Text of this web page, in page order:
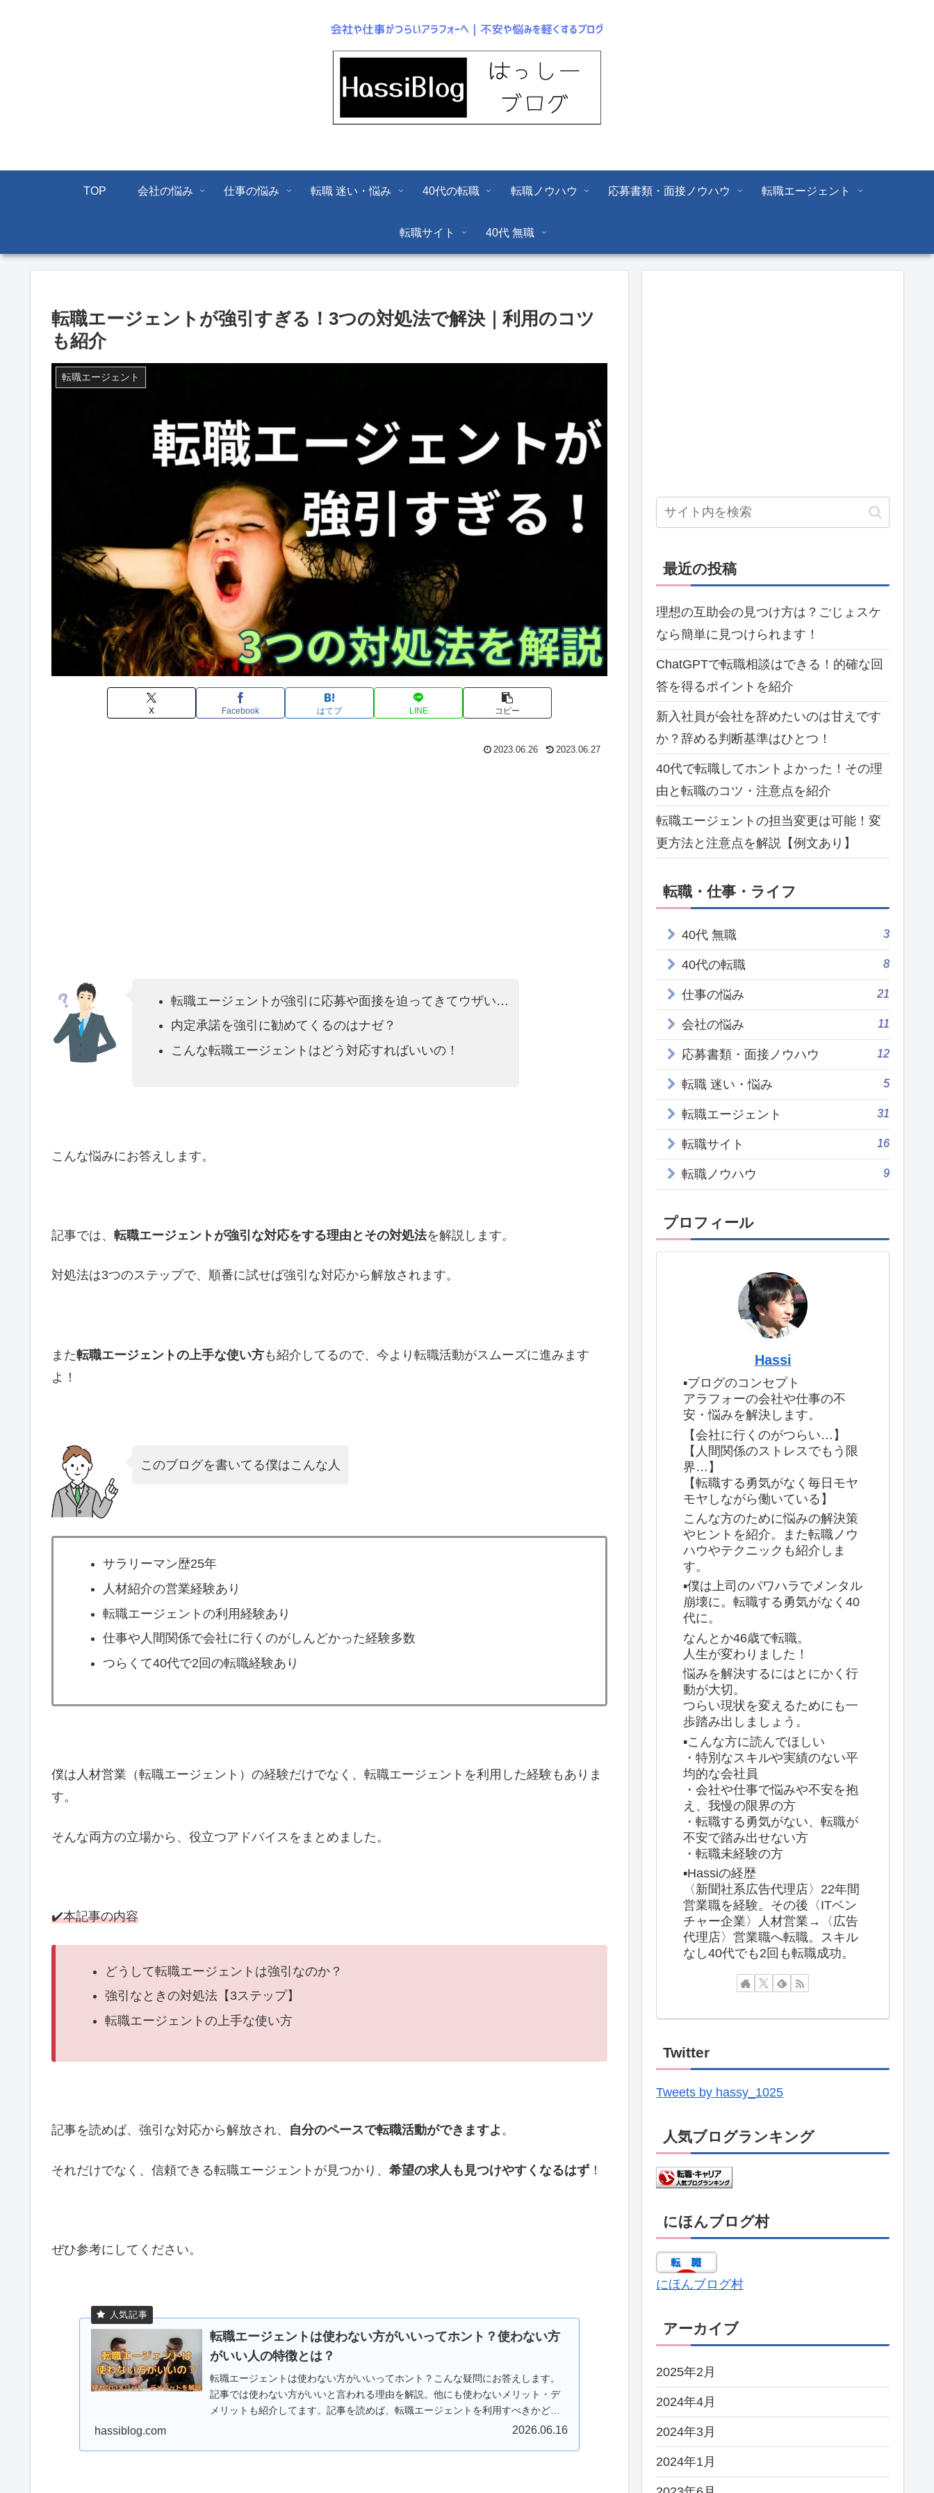
TOP 会社の悩み 仕事の悩み 転職 迷い・悩み 40代の転職 転職ノウハウ 応募書類・面接ノウハウ 転職エージェント
転職サイト 40代 無職
転職エージェントが強引すぎる！3つの対処法で解決｜利用のコツ
も紹介
転職エージェント
X Facebook はてブ LINE コピー
2023.06.26 2023.06.27
転職エージェントが強引に応募や面接を迫ってきてウザい…
内定承諾を強引に勧めてくるのはナゼ？
こんな転職エージェントはどう対応すればいいの！
こんな悩みにお答えします。
記事では、 転職エージェントが強引な対応をする理由とその対処法を解説します。
対処法は3つのステップで、順番に試せば強引な対応から解放されます。
また転職エージェントの上手な使い方も紹介してるので、今より転職活動がスムーズに進みます
よ！
このブログを書いてる僕はこんな人
サラリーマン歴25年
人材紹介の営業経験あり
転職エージェントの利用経験あり
仕事や人間関係で会社に行くのがしんどかった経験多数
つらくて40代で2回の転職経験あり
僕は人材営業（転職エージェント）の経験だけでなく、転職エージェントを利用した経験もありま
す。
そんな両方の立場から、役立つアドバイスをまとめました。
✔️本記事の内容
どうして転職エージェントは強引なのか？
強引なときの対処法【3ステップ】
転職エージェントの上手な使い方
記事を読めば、強引な対応から解放され、 自分のペースで転職活動ができますよ。
それだけでなく、信頼できる転職エージェントが見つかり、 希望の求人も見つけやすくなるはず！
ぜひ参考にしてください。
転職エージェントは使わない方がいいってホント？使わない方
がいい人の特徴とは？
転職エージェントは使わない方がいいってホント？こんな疑問にお答えします。
記事では使わない方がいいと言われる理由を解説。他にも使わないメリット・デ
メリットも紹介してます。記事を読めば、転職エージェントを利用すべきかどう
hassiblog.com 2026.06.16
最近の投稿
理想の互助会の見つけ方は？ごじょスケ
なら簡単に見つけられます！
ChatGPTで転職相談はできる！的確な回
答を得るポイントを紹介
新入社員が会社を辞めたいのは甘えです
か？辞める判断基準はひとつ！
40代で転職してホントよかった！その理
由と転職のコツ・注意点を紹介
転職エージェントの担当変更は可能！変
更方法と注意点を解説【例文あり】
転職・仕事・ライフ
40代 無職 3
40代の転職 8
仕事の悩み 21
会社の悩み 11
応募書類・面接ノウハウ 12
転職 迷い・悩み 5
転職エージェント 31
転職サイト 16
転職ノウハウ 9
プロフィール
Hassi
▪️ブログのコンセプト
アラフォーの会社や仕事の不
安・悩みを解決します。
【会社に行くのがつらい…】
【人間関係のストレスでもう限
界…】
【転職する勇気がなく毎日モヤ
モヤしながら働いている】
こんな方のために悩みの解決策
やヒントを紹介。また転職ノウ
ハウやテクニックも紹介しま
す。
▪️僕は上司のパワハラでメンタル
崩壊に。転職する勇気がなく40
代に。
なんとか46歳で転職。
人生が変わりました！
悩みを解決するにはとにかく行
動が大切。
つらい現状を変えるためにも一
歩踏み出しましょう。
▪️こんな方に読んでほしい
・特別なスキルや実績のない平
均的な会社員
・会社や仕事で悩みや不安を抱
え、我慢の限界の方
・転職する勇気がない、転職が
不安で踏み出せない方
・転職未経験の方
▪️Hassiの経歴
〈新聞社系広告代理店〉22年間
営業職を経験。その後〈ITベン
チャー企業〉人材営業→〈広告
代理店〉営業職へ転職。スキル
なし40代でも2回も転職成功。
Twitter
Tweets by hassy_1025
人気ブログランキング
にほんブログ村
にほんブログ村
アーカイブ
2025年2月
2024年4月
2024年3月
2024年1月